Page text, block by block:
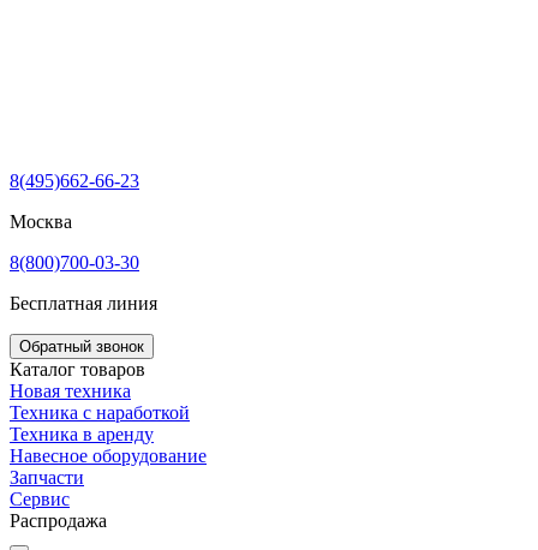
8(495)662-66-23
Москва
8(800)700-03-30
Бесплатная линия
Обратный звонок
Каталог товаров
Новая техника
Техника с наработкой
Техника в аренду
Навесное оборудование
Запчасти
Сервис
Распродажа